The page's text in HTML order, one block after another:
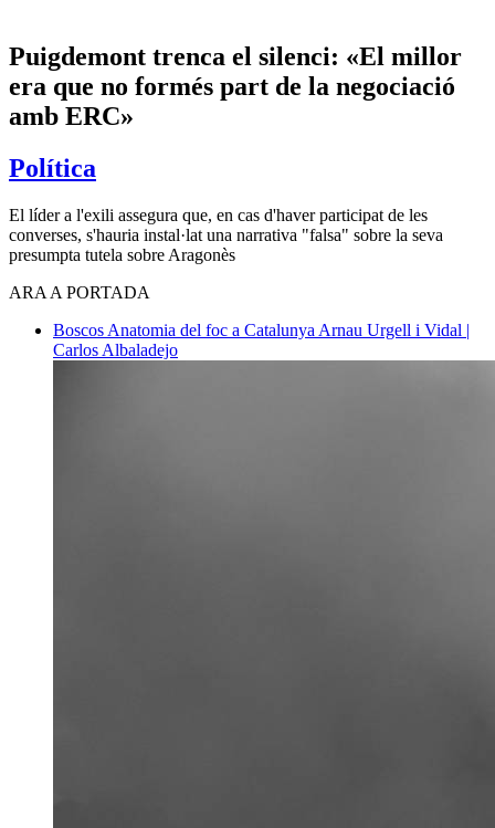
Puigdemont trenca el silenci: «El millor
era que no formés part de la negociació
amb ERC»
Política
El líder a l'exili assegura que, en cas d'haver participat de les
converses, s'hauria instal·lat una narrativa "falsa" sobre la seva
presumpta tutela sobre Aragonès
ARA A PORTADA
Boscos Anatomia del foc a Catalunya Arnau Urgell i Vidal |
Carlos Albaladejo